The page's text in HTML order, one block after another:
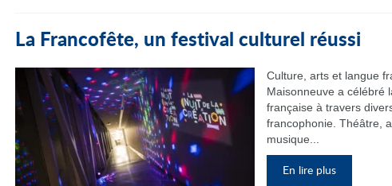
La Francofête, un festival culturel réussi
Culture, arts et langue
Maisonneuve a célébré
française à travers
francophonie. Théâtre,
musique...
En lire plus